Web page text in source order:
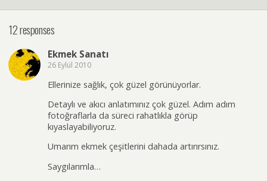
12 responses
Ekmek Sanatı
26 Eylül 2010
Ellerinize sağlık, çok güzel görünüyorlar.
Detaylı ve akıcı anlatımınız çok güzel. Adım adım
fotoğraflarla da süreci rahatlıkla görüp
kıyaslayabiliyoruz.
Umarım ekmek çeşitlerini dahada artırırsınız.
Saygılarımla…